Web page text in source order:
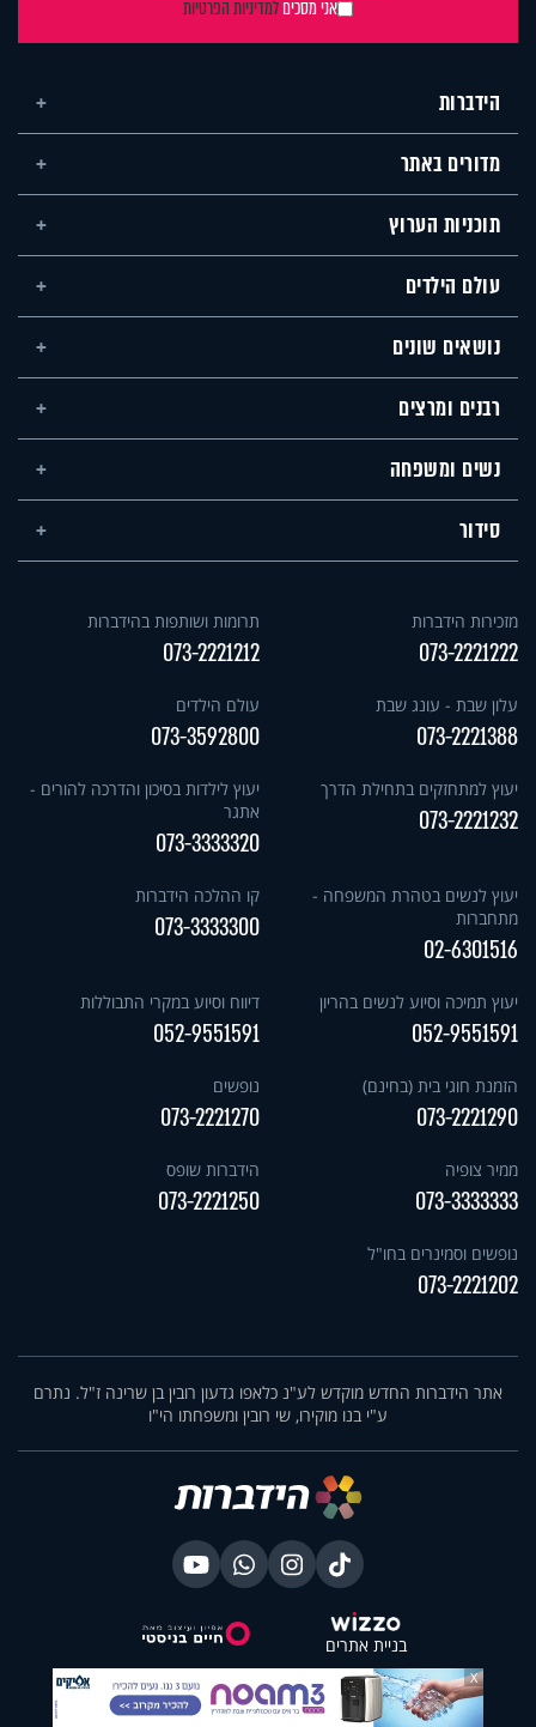
אני מסכיםלמדיניות הפרטיות
הידברות
מדורים באתר
תוכניות הערוץ
עולם הילדים
נושאים שונים
רבנים ומרצים
נשים ומשפחה
סידור
מזכירות הידברות
073-2221222
תרומות ושותפות בהידברות
073-2221212
עלון שבת - עונג שבת
073-2221388
עולם הילדים
073-3592800
יעוץ למתחזקים בתחילת הדרך
073-2221232
יעוץ לילדות בסיכון והדרכה להורים -
אתגר
073-3333320
יעוץ לנשים בטהרת המשפחה -
מתחברות
02-6301516
קו ההלכה הידברות
073-3333300
יעוץ תמיכה וסיוע לנשים בהריון
052-9551591
דיווח וסיוע במקרי התבוללות
052-9551591
הזמנת חוגי בית (בחינם)
073-2221290
נופשים
073-2221270
ממיר צופיה
073-3333333
הידברות שופס
073-2221250
נופשים וסמינרים בחו"ל
073-2221202
אתר הידברות החדש מוקדש לע"נ כלאפו גדעון רובין בן שרינה ז"ל. נתרם
ע"י בנו מוקירו, שי רובין ומשפחתו הי"ו
בניית אתרים
X